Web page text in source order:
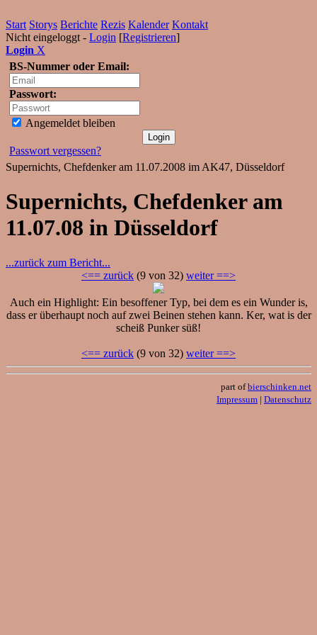
Start Storys Berichte Rezis Kalender Kontakt
Nicht eingeloggt - Login [Registrieren]
Login X
BS-Nummer oder Email:
Passwort:
Angemeldet bleiben
Passwort vergessen?
Supernichts, Chefdenker am 11.07.2008 im AK47, Düsseldorf
Supernichts, Chefdenker am
11.07.08 in Düsseldorf
...zurück zum Bericht...
<== zurück (9 von 32) weiter ==>
Auch ein Highlight: Ein besoffener Typ, bei dem es ein Wunder is,
dass er überhaupt noch auf zwei Beinen stehen kann. Ker, wat is der
scheiß Punker süß!
<== zurück (9 von 32) weiter ==>
part ofbierschinken.net
Impressum | Datenschutz